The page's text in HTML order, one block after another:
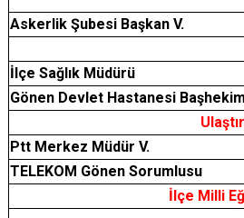
Askerlik Şubesi Başkan V.
İlçe Sağlık Müdürü
Gönen Devlet Hastanesi
Ptt Merkez Müdür V.
TELEKOM Gönen Sorumlusu
İlçe Milli